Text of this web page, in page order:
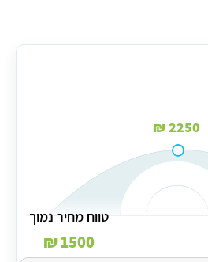
2250 ₪
טווח מחיר נמוך
1500 ₪